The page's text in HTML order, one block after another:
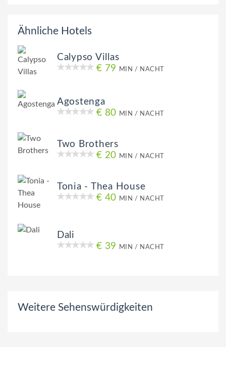
Ähnliche Hotels
Calypso Villas
€ 79
MIN / NACHT
Agostenga
€ 80 MIN / NACHT
Two Brothers
€ 20 MIN / NACHT
Tonia - Thea House
€ 40 MIN / NACHT
Dali
€ 39
MIN / NACHT
Weitere Sehenswürdigkeiten